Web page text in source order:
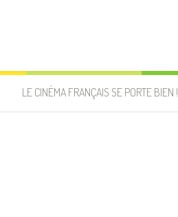
LE CINÉMA FRANÇAIS SE PORTE BIEN !